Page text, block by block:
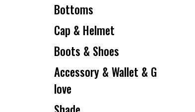
Bottoms
Cap & Helmet
Boots & Shoes
Accessory & Wallet & G
love